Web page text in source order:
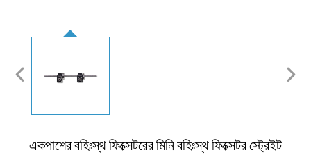
একপাশের বহিঃস্থ ফিক্সেটরের মিনি বহিঃস্থ ফিক্সেটর স্ট্রেইট